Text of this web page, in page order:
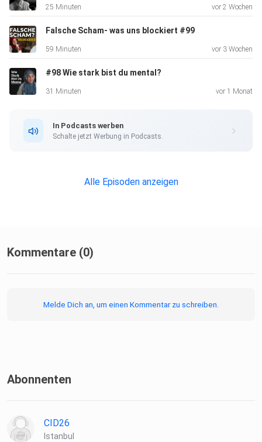
25 Minuten vor 2 Wochen
Falsche Scham- was uns blockiert #99
59 Minuten vor 3 Wochen
#98 Wie stark bist du mental?
31 Minuten vor 1 Monat
In Podcasts werben
Schalte jetzt Werbung in Podcasts.
Alle Episoden anzeigen
Kommentare (0)
Melde Dich an, um einen Kommentar zu schreiben.
Abonnenten
CID26
Istanbul